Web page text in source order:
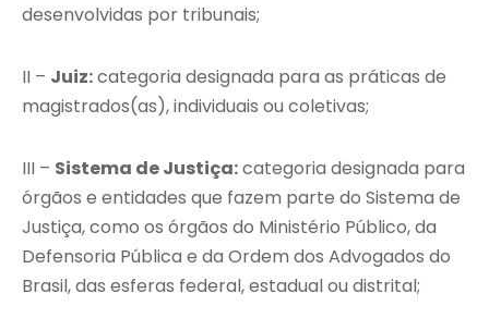
desenvolvidas por tribunais;
II – Juiz:categoria designada para as práticas de
magistrados(as), individuais ou coletivas;
III – Sistema de Justiça:categoria designada para
órgãos e entidades que fazem parte do Sistema de
Justiça, como os órgãos do Ministério Público, da
Defensoria Pública e da Ordem dos Advogados do
Brasil, das esferas federal, estadual ou distrital;